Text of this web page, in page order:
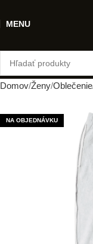
MENU
Domov Ženy Oblečenie
NA OBJEDNÁVKU